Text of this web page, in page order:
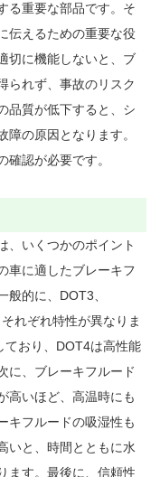
る重要な部品です。そ
伝えるための重要な役
切に機能しないと、ブ
られず、事故のリスク
品質が低下すると、シ
の原因となります。
認が必要です。
、いくつかのポイント
車に適したブレーキフ
般的に、DOT3、
れぞれ特性が異なりま
ており、DOT4は高性能
に、ブレーキフルード
高いほど、高温時にも
キフルードの吸湿性も
いと、時間とともに水
ます。最後に、信頼性